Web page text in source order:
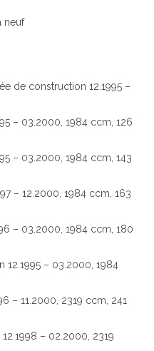
neuf
de construction 12.1995 –
– 03.2000, 1984 ccm, 126
– 03.2000, 1984 ccm, 143
– 12.2000, 1984 ccm, 163
– 03.2000, 1984 ccm, 180
12.1995 – 03.2000, 1984
– 11.2000, 2319 ccm, 241
– 02.2000, 2319